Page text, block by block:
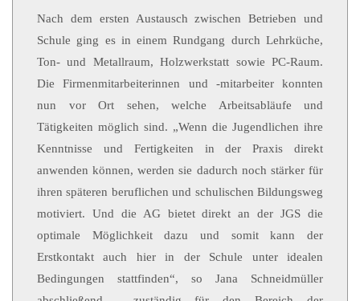
Nach dem ersten Austausch zwischen Betrieben und
Schule ging es in einem Rundgang durch Lehrküche,
Ton- und Metallraum, Holzwerkstatt sowie PC-Raum.
Die Firmenmitarbeiterinnen und -mitarbeiter konnten
nun vor Ort sehen, welche Arbeitsabläufe und
Tätigkeiten möglich sind. „Wenn die Jugendlichen ihre
Kenntnisse und Fertigkeiten in der Praxis direkt
anwenden können, werden sie dadurch noch stärker für
ihren späteren beruflichen und schulischen Bildungsweg
motiviert. Und die AG bietet direkt an der JGS die
optimale Möglichkeit dazu und somit kann der
Erstkontakt auch hier in der Schule unter idealen
Bedingungen stattfinden“, so Jana Schneidmüller